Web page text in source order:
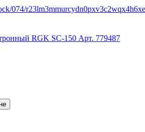
RGK SC-150 Арт. 779487